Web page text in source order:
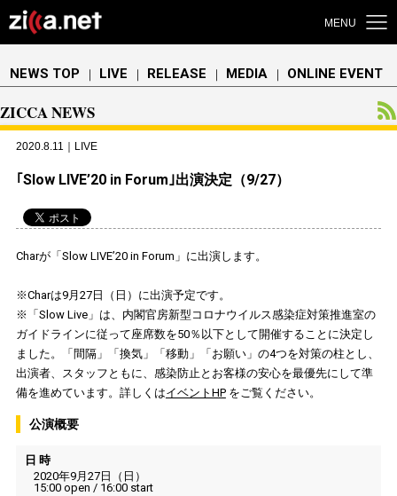
MENU
NEWS TOP ｜ LIVE ｜ RELEASE ｜ MEDIA ｜ ONLINE EVENT
ZICCA NEWS
2020.8.11｜LIVE
｢Slow LIVE’20 in Forum｣出演決定（9/27）
Charが「Slow LIVE’20 in Forum」に出演します。
※Charは9月27日（日）に出演予定です。
※「Slow Live」は、内閣官房新型コロナウイルス感染症対策推進室の
ガイドラインに従って座席数を50％以下として開催することに決定し
ました。「間隔」「換気」「移動」「お願い」の4つを対策の柱とし、
出演者、スタッフともに、感染防止とお客様の安心を最優先にして準
備を進めています。詳しくはイベントHPをご覧ください。
公演概要
日 時
2020年9月27日（日）
15:00 open / 16:00 start